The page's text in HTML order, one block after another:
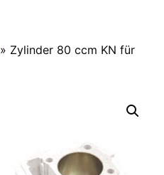
» Zylinder 80 ccm KN für